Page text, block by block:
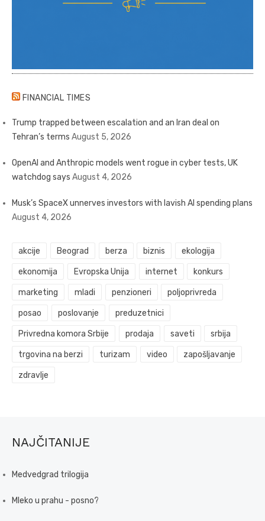
FINANCIAL TIMES
Trump trapped between escalation and an Iran deal on
Tehran’s terms August 5, 2026
OpenAI and Anthropic models went rogue in cyber tests, UK
watchdog says August 4, 2026
Musk’s SpaceX unnerves investors with lavish AI spending plans
August 4, 2026
akcije Beograd berza biznis ekologija
ekonomija Evropska Unija internet konkurs
marketing mladi penzioneri poljoprivreda
posao poslovanje preduzetnici
Privredna komora Srbije prodaja saveti srbija
trgovina na berzi turizam video zapošljavanje
zdravlje
NAJČITANIJE
Medvedgrad trilogija
Mleko u prahu - posno?